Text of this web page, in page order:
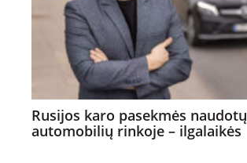
Rusijos karo pasekmės naudotų
automobilių rinkoje – ilgalaikės